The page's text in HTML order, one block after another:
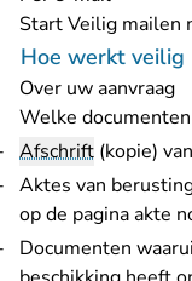
StartVeilig mailen
Hoe werkt veilig
Over uw aanvraag
Welke
Afschrift (kopie)
Aktes van
op de pagina akte
Documenten